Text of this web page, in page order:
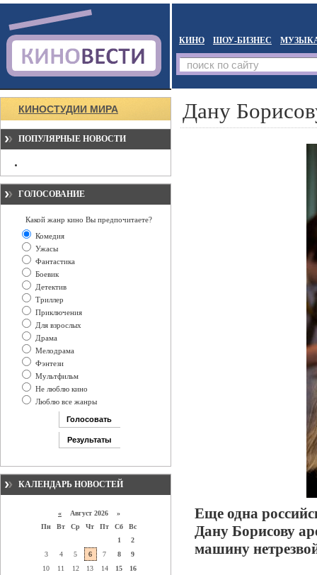
КИНО ШОУ-БИЗНЕС
КИНОСТУДИИ МИРА
ПОПУЛЯРНЫЕ НОВОСТИ
ГОЛОСОВАНИЕ
Какой жанр кино Вы предпочитаете?
Комедия
Ужасы
Фантастика
Боевик
Детектив
Триллер
Приключения
Для взрослых
Драма
Мелодрама
Фэнтези
Мультфильм
Не люблю кино
Люблю все жанры
КАЛЕНДАРЬ НОВОСТЕЙ
« Август 2026 »
Пн
Вт Ср Чт Пт Сб
Вс
1
2
3
4 5 6 7 8
9
10
11 12 13 14 15
16
Дану
Еще одна
Дану Борисову
машину